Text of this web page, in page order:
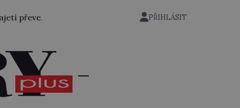
bývalý státní ministr pro protektorát K. H. Frank, 21.
PŘIHLÁSIT